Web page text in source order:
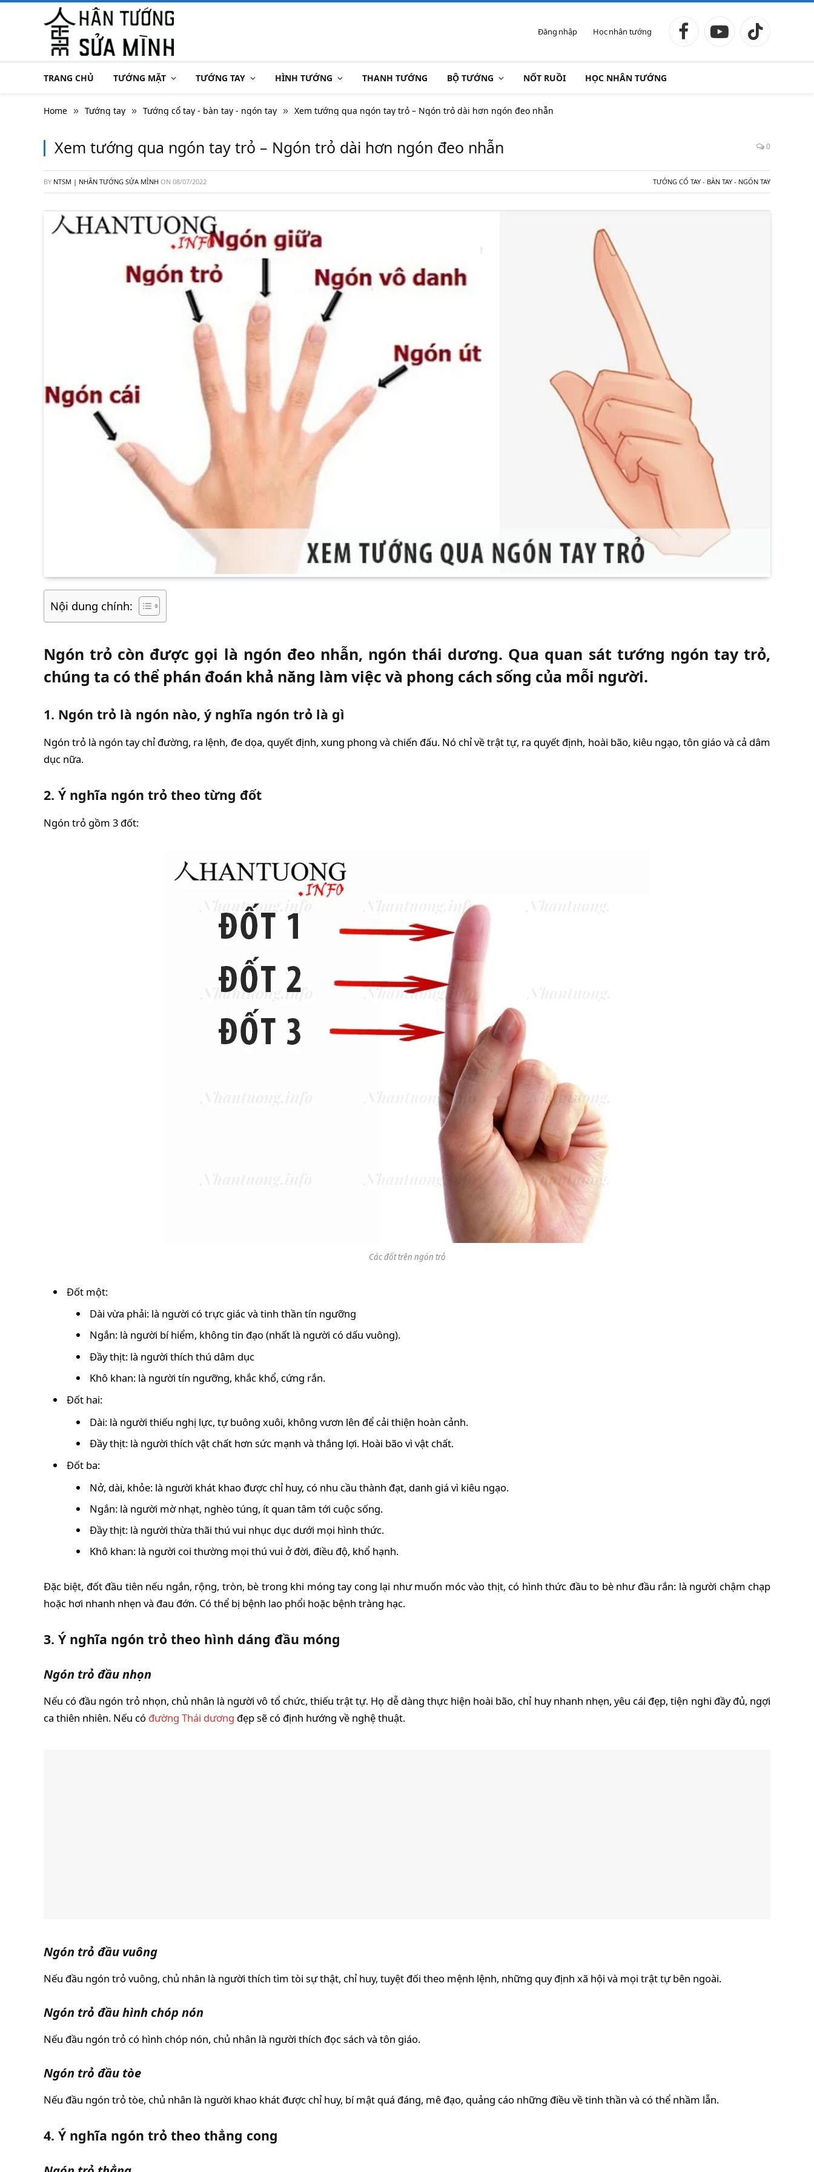
Đăng nhập Học nhân tướng FacebookYouTubeTikTok
TRANG CHỦ TƯỚNG MẶT TƯỚNG TAY HÌNH TƯỚNG THANH TƯỚNG BỘ TƯỚNG NỐT RUỒI HỌC NHÂN TƯỚNG
Home » Tướng tay » Tướng cổ tay - bàn tay - ngón tay » Xem tướng qua ngón tay trỏ – Ngón trỏ dài hơn ngón đeo nhẫn
Xem tướng qua ngón tay trỏ – Ngón trỏ dài hơn ngón đeo nhẫn 0
BY NTSM | NHÂN TƯỚNG SỬA MÌNH ON 08/07/2022 TƯỚNG CỔ TAY - BÀN TAY - NGÓN TAY
Nội dung chính:
Ngón trỏ còn được gọi là ngón đeo nhẫn, ngón thái dương. Qua quan sát tướng ngón tay trỏ,
chúng ta có thể phán đoán khả năng làm việc và phong cách sống của mỗi người.
1. Ngón trỏ là ngón nào, ý nghĩa ngón trỏ là gì
Ngón trỏ là ngón tay chỉ đường, ra lệnh, đe dọa, quyết định, xung phong và chiến đấu. Nó chỉ về trật tự, ra quyết định, hoài bão, kiêu ngạo, tôn giáo và cả dâm
dục nữa.
2. Ý nghĩa ngón trỏ theo từng đốt
Ngón trỏ gồm 3 đốt:
Các đốt trên ngón trỏ
Đốt một:
Dài vừa phải: là người có trực giác và tinh thần tín ngưỡng
Ngắn: là người bí hiểm, không tin đạo (nhất là người có dấu vuông).
Đầy thịt: là người thích thú dâm dục
Khô khan: là người tín ngưỡng, khắc khổ, cứng rắn.
Đốt hai:
Dài: là người thiếu nghị lực, tự buông xuôi, không vươn lên để cải thiện hoàn cảnh.
Đầy thịt: là người thích vật chất hơn sức mạnh và thắng lợi. Hoài bão vì vật chất.
Đốt ba:
Nở, dài, khỏe: là người khát khao được chỉ huy, có nhu cầu thành đạt, danh giá vì kiêu ngạo.
Ngắn: là người mờ nhạt, nghèo túng, ít quan tâm tới cuộc sống.
Đầy thịt: là người thừa thãi thú vui nhục dục dưới mọi hình thức.
Khô khan: là người coi thường mọi thú vui ở đời, điều độ, khổ hạnh.
Đặc biệt, đốt đầu tiên nếu ngắn, rộng, tròn, bè trong khi móng tay cong lại như muốn móc vào thịt, có hình thức đầu to bè như đầu rắn: là người chậm chạp
hoặc hơi nhanh nhẹn và đau đớn. Có thể bị bệnh lao phổi hoặc bệnh tràng hạc.
3. Ý nghĩa ngón trỏ theo hình dáng đầu móng
Ngón trỏ đầu nhọn
Nếu có đầu ngón trỏ nhọn, chủ nhân là người vô tổ chức, thiếu trật tự. Họ dễ dàng thực hiện hoài bão, chỉ huy nhanh nhẹn, yêu cái đẹp, tiện nghi đầy đủ, ngợi
ca thiên nhiên. Nếu có đường Thái dương đẹp sẽ có định hướng về nghệ thuật.
Ngón trỏ đầu vuông
Nếu đầu ngón trỏ vuông, chủ nhân là người thích tìm tòi sự thật, chỉ huy, tuyệt đối theo mệnh lệnh, những quy định xã hội và mọi trật tự bên ngoài.
Ngón trỏ đầu hình chóp nón
Nếu đầu ngón trỏ có hình chóp nón, chủ nhân là người thích đọc sách và tôn giáo.
Ngón trỏ đầu tòe
Nếu đầu ngón trỏ tòe, chủ nhân là người khao khát được chỉ huy, bí mật quá đáng, mê đạo, quảng cáo những điều về tinh thần và có thể nhầm lẫn.
4. Ý nghĩa ngón trỏ theo thẳng cong